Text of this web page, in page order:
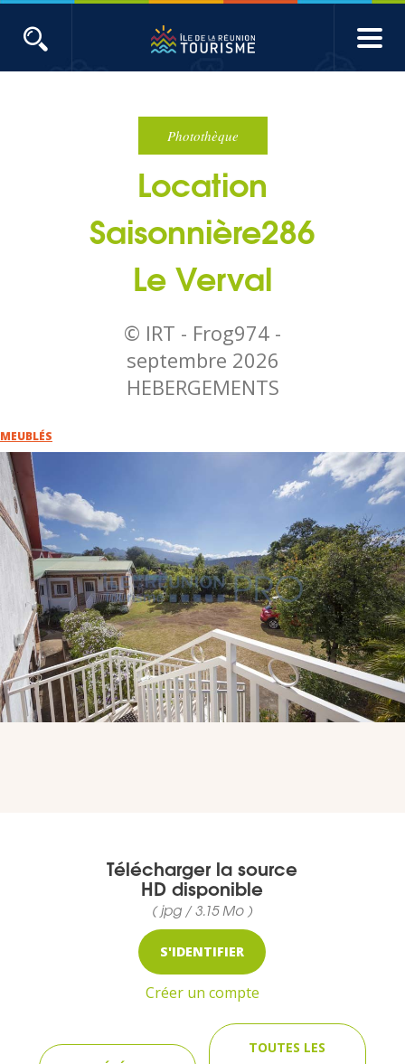
navigation
ACTUALITÉS
Produits touristiques
Etudes et indicateurs
Voyages de presse
Toute l'actualité
Organisateur de voyage
Journaliste
L'IRT
Qui sommes nous
Photothèque
Documents
Photothèque
Location
Saisonnière286
Le Verval
© IRT - Frog974 -
septembre 2026
HEBERGEMENTS
MEUBLÉS
Télécharger la source
HD disponible
( jpg / 3.15 Mo )
S'IDENTIFIER
Créer un compte
TOUTES LES